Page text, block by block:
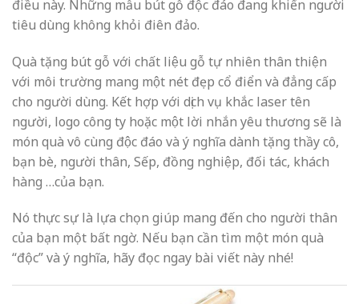
điều này. Những mẫu bút gỗ độc đáo đang khiến người
tiêu dùng không khỏi điên đảo.
Quà tặng bút gỗ với chất liệu gỗ tự nhiên thân thiện
với môi trường mang một nét đẹp cổ điển và đẳng cấp
cho người dùng. Kết hợp với dịch vụ khắc laser tên
người, logo công ty hoặc một lời nhắn yêu thương sẽ là
món quà vô cùng độc đáo và ý nghĩa dành tặng thầy cô,
bạn bè, người thân, Sếp, đồng nghiệp, đối tác, khách
hàng …của bạn.
Nó thực sự là lựa chọn giúp mang đến cho người thân
của bạn một bất ngờ. Nếu bạn cần tìm một món quà
“độc” và ý nghĩa, hãy đọc ngay bài viết này nhé!